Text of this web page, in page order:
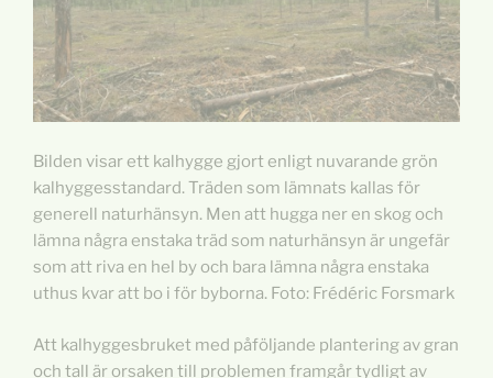
Bilden visar ett kalhygge gjort enligt nuvarande grön
kalhyggesstandard. Träden som lämnats kallas för
generell naturhänsyn. Men att hugga ner en skog och
lämna några enstaka träd som naturhänsyn är ungefär
som att riva en hel by och bara lämna några enstaka
uthus kvar att bo i för byborna. Foto: Frédéric Forsmark
Att kalhyggesbruket med påföljande plantering av gran
och tall är orsaken till problemen framgår tydligt av